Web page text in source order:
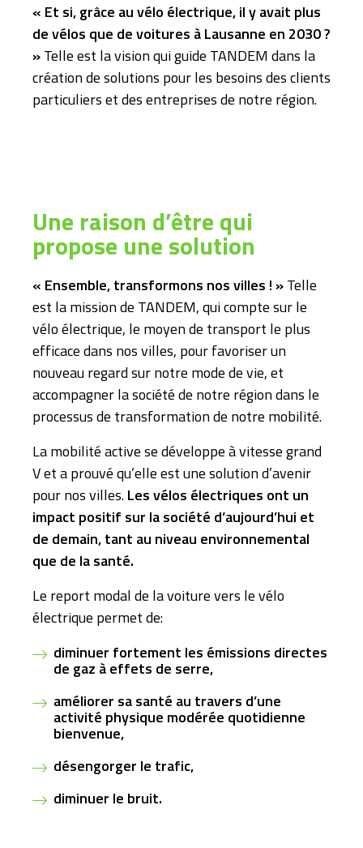
« Et si, grâce au vélo électrique, il y avait plus
de vélos que de voitures à Lausanne en 2030 ?
»Telle est la vision qui guide TANDEM dans la
création de solutions pour les besoins des clients
particuliers et des entreprises de notre région.
Une raison d’être qui
propose une solution
« Ensemble, transformons nos villes ! »Telle
est la mission de TANDEM, qui compte sur le
vélo électrique, le moyen de transport le plus
efficace dans nos villes, pour favoriser un
nouveau regard sur notre mode de vie, et
accompagner la société de notre région dans le
processus de transformation de notre mobilité.
La mobilité active se développe à vitesse grand
V et a prouvé qu’elle est une solution d’avenir
pour nos villes.Les vélos électriques ont un
impact positif sur la société d’aujourd’hui et
de demain, tant au niveau environnemental
que de la santé.
Le report modal de la voiture vers le vélo
électrique permet de:
diminuer fortement les émissions directes
de gaz à effets de serre,
améliorer sa santé au travers d’une
activité physique modérée quotidienne
bienvenue,
désengorger le trafic,
diminuer le bruit.